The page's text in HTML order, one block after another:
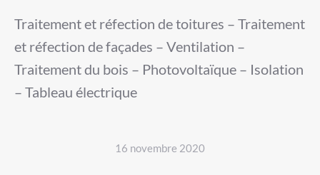
Traitement et réfection de toitures – Traitement
et réfection de façades – Ventilation –
Traitement du bois – Photovoltaïque – Isolation
– Tableau électrique
16 novembre 2020